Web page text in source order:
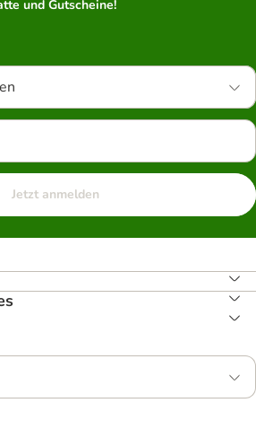
und Gutscheine!
Jetzt anmelden